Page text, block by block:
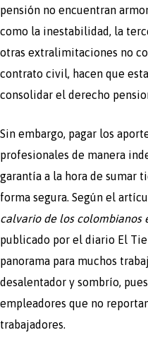
pensión no encuentran
como la inestabilidad, la
otras extralimitaciones no
contrato civil, hacen que
consolidar el derecho
Sin embargo, pagar los
profesionales de manera
garantía a la hora de sumar
forma segura. Según el
calvario de los colombianos
publicado por el diario El
panorama para muchos
desalentador y sombrío,
empleadores que no
trabajadores.